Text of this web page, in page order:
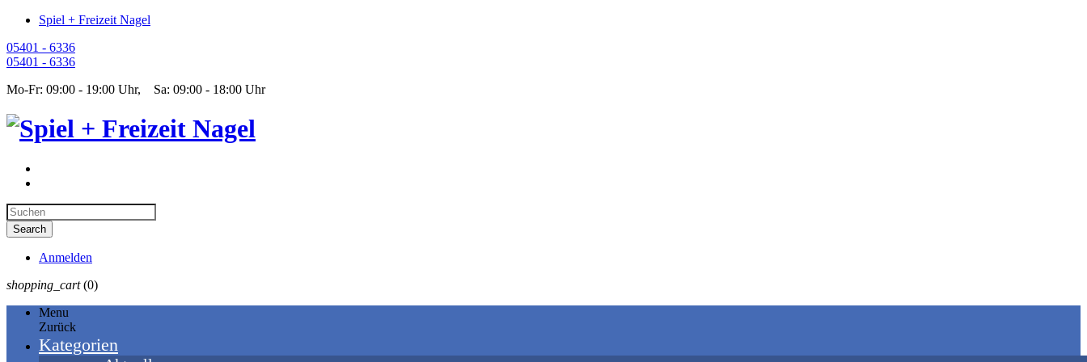
Spiel + Freizeit Nagel
05401 - 6336
05401 - 6336
Mo-Fr: 09:00 - 19:00 Uhr, Sa: 09:00 - 18:00 Uhr
Anmelden
shopping_cart (0)
Menu
Zurück
Kategorien